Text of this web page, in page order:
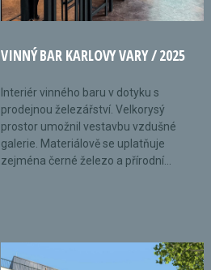
VINNÝ BAR KARLOVY VARY / 2025
Interiér vinného baru v dotyku s
prodejnou železářství. Velkorysý
prostor umožnil vestavbu vzdušné
galerie. Materiálově se uplatňuje
zejména černé železo a přírodní...